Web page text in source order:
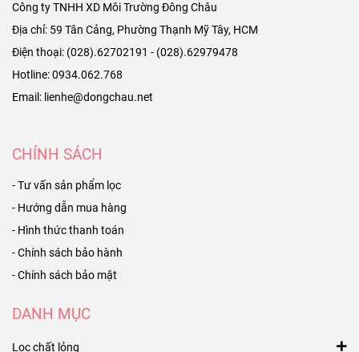
Công ty TNHH XD Môi Trường Đông Châu
Địa chỉ: 59 Tân Cảng, Phường Thạnh Mỹ Tây, HCM
Điện thoại: (028).62702191 - (028).62979478
Hotline: 0934.062.768
Email: lienhe@dongchau.net
CHÍNH SÁCH
- Tư vấn sản phẩm lọc
- Hướng dẫn mua hàng
- Hình thức thanh toán
- Chính sách bảo hành
- Chính sách bảo mật
DANH MỤC
Lọc chất lỏng